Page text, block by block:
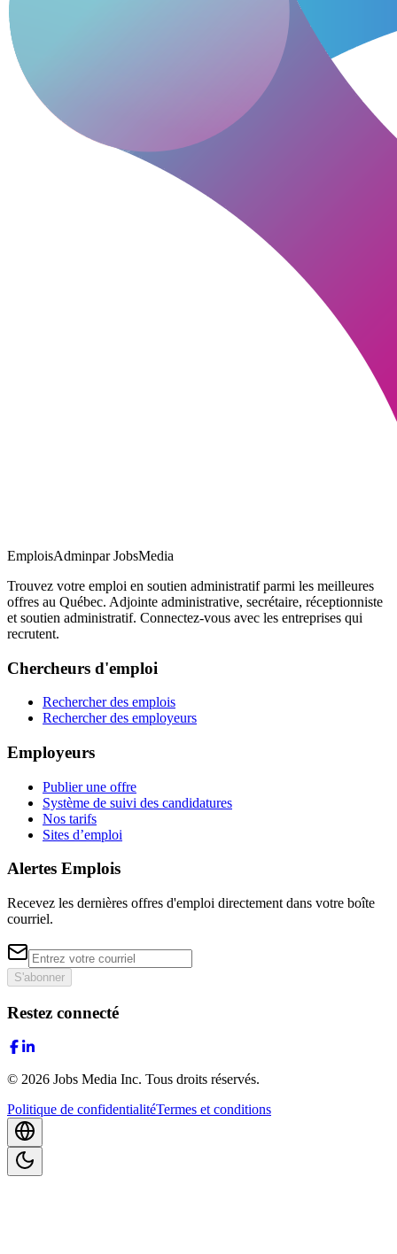
EmploisAdminpar JobsMedia
Trouvez votre emploi en soutien administratif parmi les meilleures
offres au Québec. Adjointe administrative, secrétaire, réceptionniste
et soutien administratif. Connectez-vous avec les entreprises qui
recrutent.
Chercheurs d'emploi
Rechercher des emplois
Rechercher des employeurs
Employeurs
Publier une offre
Système de suivi des candidatures
Nos tarifs
Sites d’emploi
Alertes Emplois
Recevez les dernières offres d'emploi directement dans votre boîte
courriel.
S'abonner
Restez connecté
© 2026 Jobs Media Inc. Tous droits réservés.
Politique de confidentialitéTermes et conditions